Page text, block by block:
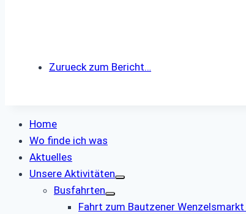
Zurueck zum Bericht…
Home
Wo finde ich was
Aktuelles
Unsere Aktivitäten
Busfahrten
Fahrt zum Bautzener